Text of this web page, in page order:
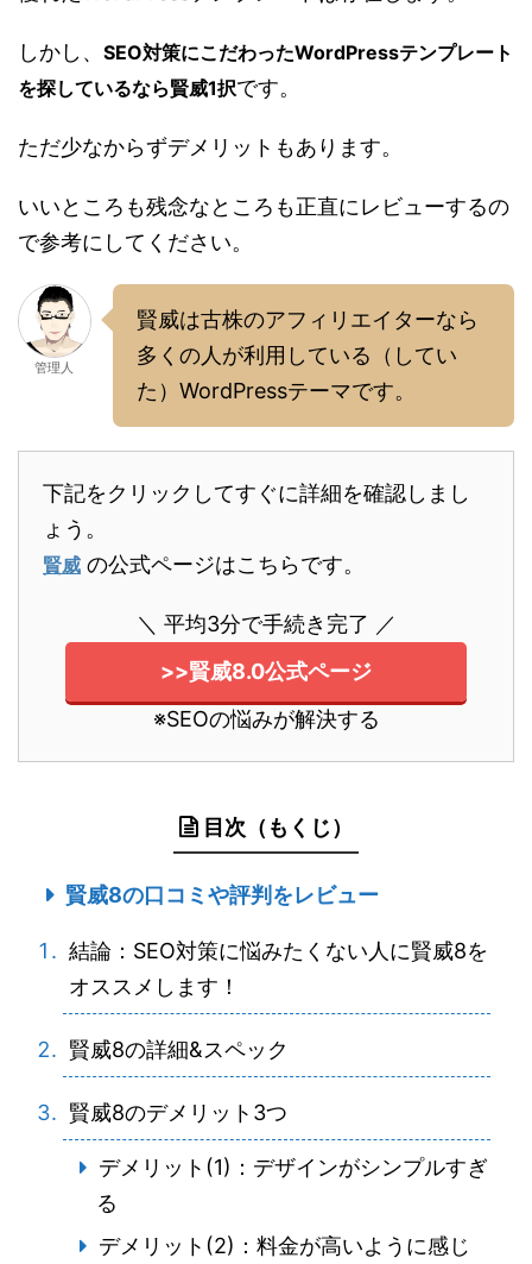
しかし、 SEO対策にこだわったWordPressテンプレート
を探しているなら賢威1択です。
ただ少なからずデメリットもあります。
いいところも残念なところも正直にレビューするの
で参考にしてください。
管理人
賢威は古株のアフィリエイターなら
多くの人が利用している（してい
た）WordPressテーマです。
下記をクリックしてすぐに詳細を確認しまし
ょう。
賢威 の公式ページはこちらです。
＼ 平均3分で手続き完了 ／
>>賢威8.0公式ページ
※SEOの悩みが解決する
目次（もくじ）
賢威8の口コミや評判をレビュー
結論：SEO対策に悩みたくない人に賢威8を
オススメします！
賢威8の詳細&スペック
賢威8のデメリット3つ
デメリット(1)：デザインがシンプルすぎ
る
デメリット(2)：料金が高いように感じ